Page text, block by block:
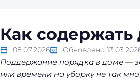
к
р
е
т
Как содержать
08.07.2026 Обновлено
Поддержание порядка в доме —
или времени на уборку не так